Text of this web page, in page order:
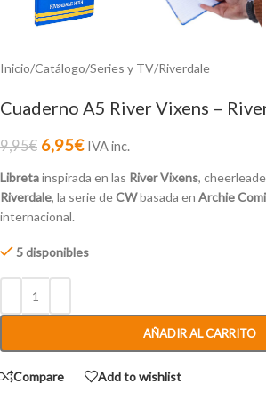
Inicio/Catálogo/Series y TV/Riverdale
Cuaderno A5 River Vixens –
9,95€ 6,95€ IVA inc.
Libretainspirada en las River Vixens,
Riverdale, la serie deCWbasada en Archie
internacional.
5 disponibles
AÑADIR AL CARRITO
Compare Add to wishlist